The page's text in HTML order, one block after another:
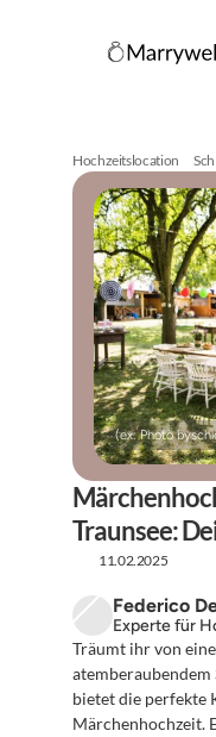
Hochzeitslocation
(ex: Photo by
Traunsee:
11.02.2025
Federico
Experte für
Träumt ihr von
atemberaubendem
bietet die perfekte
Märchenhochzeit.